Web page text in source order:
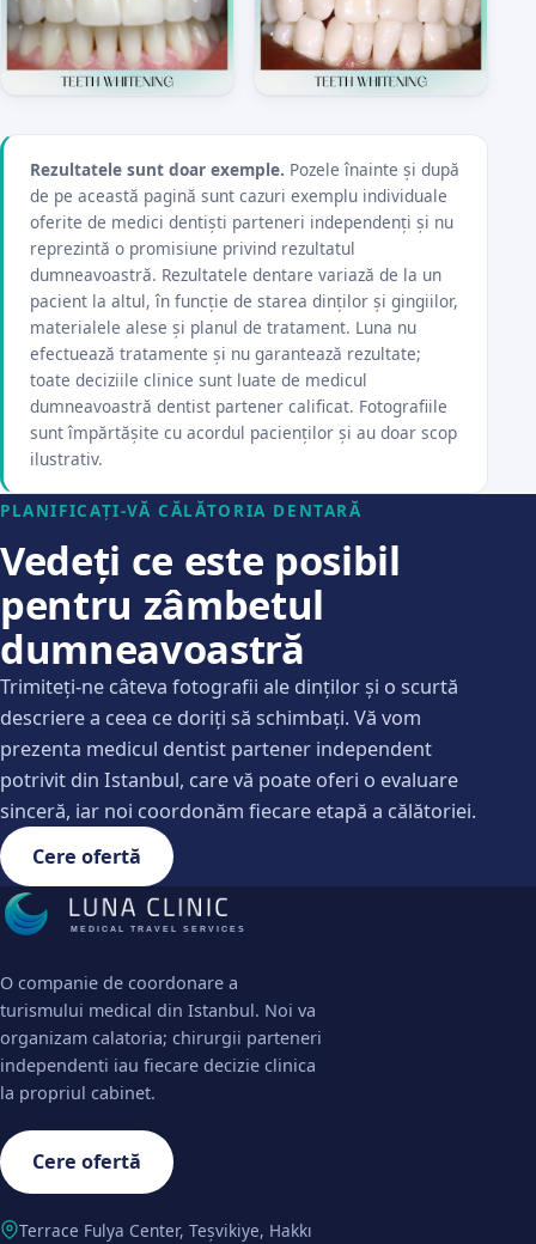
Rezultatele sunt doar exemple. Pozele înainte și după
de pe această pagină sunt cazuri exemplu individuale
oferite de medici dentiști parteneri independenți și nu
reprezintă o promisiune privind rezultatul
dumneavoastră. Rezultatele dentare variază de la un
pacient la altul, în funcție de starea dinților și gingiilor,
materialele alese și planul de tratament. Luna nu
efectuează tratamente și nu garantează rezultate;
toate deciziile clinice sunt luate de medicul
dumneavoastră dentist partener calificat. Fotografiile
sunt împărtășite cu acordul pacienților și au doar scop
ilustrativ.
PLANIFICAȚI-VĂ CĂLĂTORIA DENTARĂ
Vedeți ce este posibil
pentru zâmbetul
dumneavoastră
Trimiteți-ne câteva fotografii ale dinților și o scurtă
descriere a ceea ce doriți să schimbați. Vă vom
prezenta medicul dentist partener independent
potrivit din Istanbul, care vă poate oferi o evaluare
sinceră, iar noi coordonăm fiecare etapă a călătoriei.
Cere ofertă
MEDICAL TRAVEL SERVICES
O companie de coordonare a
turismului medical din Istanbul. Noi va
organizam calatoria; chirurgii parteneri
independenti iau fiecare decizie clinica
la propriul cabinet.
Cere ofertă
Terrace Fulya Center, Teşvikiye, Hakkı